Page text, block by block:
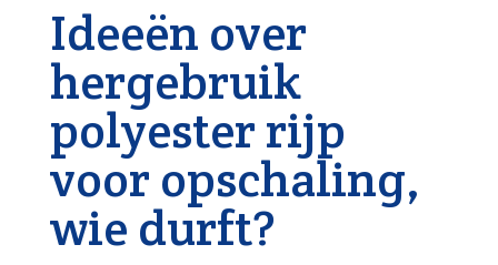
Ideeën over
hergebruik
polyester rijp
voor opschaling,
wie durft?